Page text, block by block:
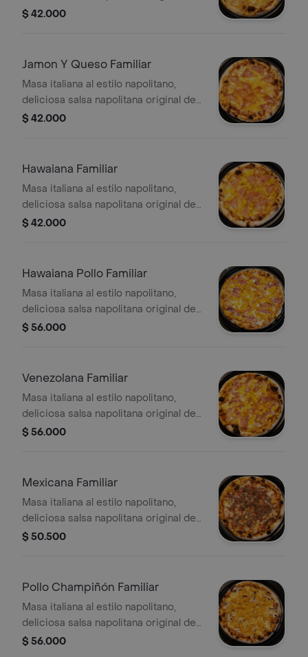
la casa, queso mozzarella orégano
$ 42.000
Jamon Y Queso Familiar
Masa italiana al estilo napolitano,
deliciosa salsa napolitana original de
la casa, queso mozzarella y jamón
$ 42.000
Hawaiana Familiar
Masa italiana al estilo napolitano,
deliciosa salsa napolitana original de
la casa, queso mozzarella, jamón y
$ 42.000
Hawaiana Pollo Familiar
Masa italiana al estilo napolitano,
deliciosa salsa napolitana original de
la casa, queso mozzarella, tocineta,
$ 56.000
Venezolana Familiar
Masa italiana al estilo napolitano,
deliciosa salsa napolitana original de
la casa, queso mozzarella, jamón, maíz
$ 56.000
Mexicana Familiar
Masa italiana al estilo napolitano,
deliciosa salsa napolitana original de
la casa, queso mozzarella, carne
$ 50.500
Pollo Champiñón Familiar
Masa italiana al estilo napolitano,
deliciosa salsa napolitana original de
la casa, queso mozzarella, pollo
$ 56.000